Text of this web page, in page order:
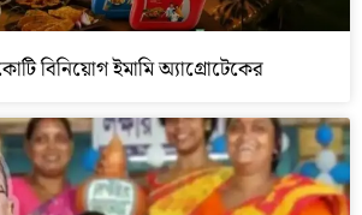
বিনিয়োগ ইমামি অ্যাগ্রোটেকের